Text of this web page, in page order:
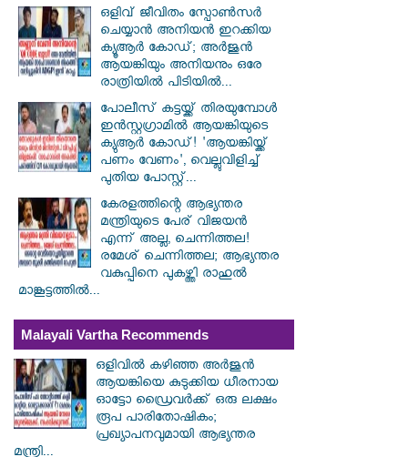
ഒളിവ് ജീവിതം സ്പോൺസർ
ചെയ്യാൻ അനിയൻ ഇറക്കിയ
ക്യൂആർ കോഡ്; അർജുൻ
ആയങ്കിയും അനിയനും ഒരേ
രാത്രിയിൽ പിടിയിൽ...
പോലീസ് കട്ടയ്ക്ക് തിരയുമ്പോൾ
ഇൻസ്റ്റഗ്രാമിൽ ആയങ്കിയുടെ
ക്യുആർ കോഡ്! 'ആയങ്കിയ്ക്ക്
പണം വേണം', വെല്ലുവിളിച്ച്
പുതിയ പോസ്റ്റ്...
കേരളത്തിന്റെ ആഭ്യന്തര
മന്ത്രിയുടെ പേര് വിജയൻ
എന്ന് അല്ല, ചെന്നിത്തല!
രമേശ് ചെന്നിത്തല; ആഭ്യന്തര
വകുപ്പിനെ പുകഴ്ത്തി രാഹുൽ
മാങ്കൂട്ടത്തിൽ...
Malayali Vartha Recommends
ഒളിവിൽ കഴിഞ്ഞ അർജുൻ
ആയങ്കിയെ കുടുക്കിയ ധീരനായ
ഓട്ടോ ഡ്രൈവർക്ക് ഒരു ലക്ഷം
രൂപ പാരിതോഷികം;
പ്രഖ്യാപനവുമായി ആഭ്യന്തര